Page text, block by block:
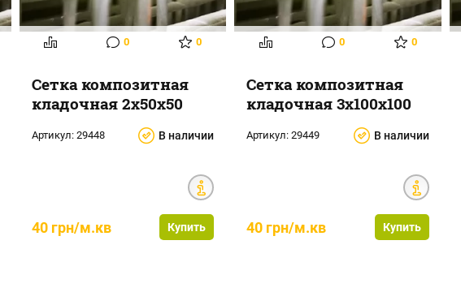
0 0
Сетка композитная
кладочная 2х50х50
Артикул: 29448 В наличии
40 грн/м.кв Купить
0 0
Сетка композитная
кладочная 3х100х100
Артикул:29449 В наличии
40 грн/м.кв Купить